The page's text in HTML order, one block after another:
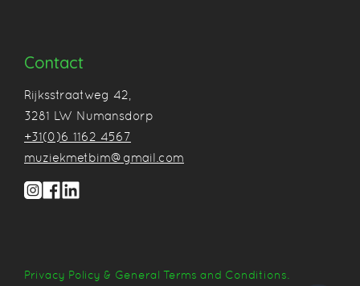
Contact
Rijksstraatweg 42,
3281 LW Numansdorp
+31(0)6 1162 4567
muziekmetbim@gmail.com
Privacy Policy & General Terms and Conditions.
Jouw winkelwagen is op dit moment leeg.